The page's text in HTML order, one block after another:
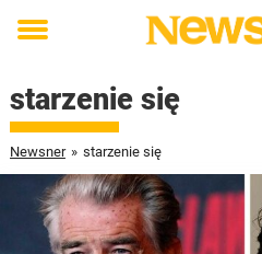
Toggle
starzenie się
Newsner » starzenie się